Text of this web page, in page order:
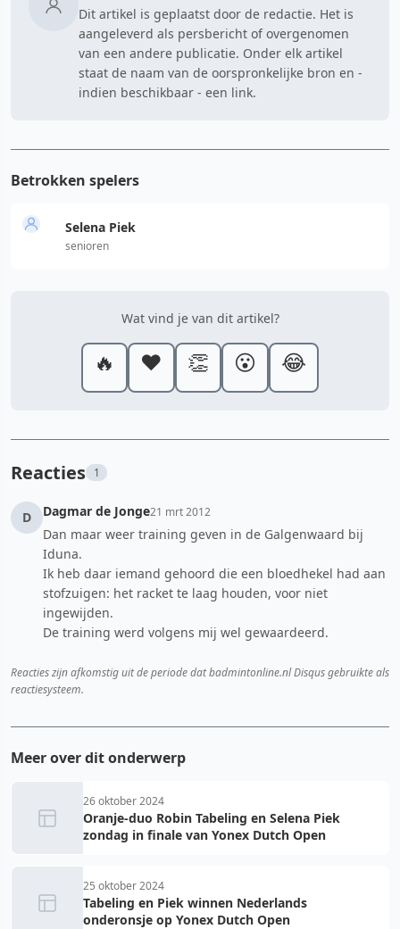
Dit artikel is geplaatst door de redactie. Het is
aangeleverd als persbericht of overgenomen
van een andere publicatie. Onder elk artikel
staat de naam van de oorspronkelijke bron en -
indien beschikbaar - een link.
Betrokken spelers
Selena Piek
senioren
Wat vind je van dit artikel?
🔥 ❤️ 👏 😮 😂
Reacties 1
D Dagmar de Jonge21 mrt 2012
Dan maar weer training geven in de Galgenwaard bij
Iduna.
Ik heb daar iemand gehoord die een bloedhekel had aan
stofzuigen: het racket te laag houden, voor niet
ingewijden.
De training werd volgens mij wel gewaardeerd.
Reacties zijn afkomstig uit de periode dat badmintonline.nl Disqus gebruikte als
reactiesysteem.
Meer over dit onderwerp
26 oktober 2024
Oranje-duo Robin Tabeling en Selena Piek
zondag in finale van Yonex Dutch Open
25 oktober 2024
Tabeling en Piek winnen Nederlands
onderonsje op Yonex Dutch Open